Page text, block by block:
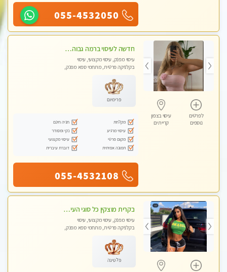
055-4532050
לפרטים
נוספים
עיסוי בצפון
קריית ים
חדשה לעיסוי ברמה גבוהה VIP תתקשר .....בקרית אתא ללא מין !
עיסוי מפנק, עיסוי מקצועי, עיסוי
בקלניקה פרטית, מתחמי ספא מפנק,
פרימיום
מקלחת
חניה חינם
עיסוי מרגיע
נקי ומסודר
מקום פרטי
עיסוי מקצועי
תמונה אמיתית
דוברת עיברית
055-4532108
בקרית מוצקין כל סוגי העיסויים מעסה מקצועית ואיכותית פרטי!!!
עיסוי מפנק, עיסוי מקצועי, עיסוי
בקלניקה פרטית, מתחמי ספא מפנק,
פלטינה